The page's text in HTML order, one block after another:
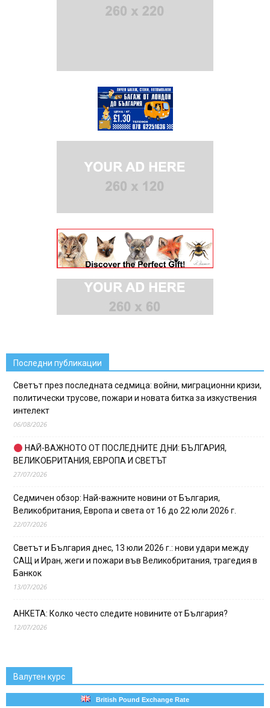
Последни публикации
Светът през последната седмица: войни, миграционни кризи,
политически трусове, пожари и новата битка за изкуствения
интелект
06/08/2026
НАЙ-ВАЖНОТО ОТ ПОСЛЕДНИТЕ ДНИ: БЪЛГАРИЯ,
ВЕЛИКОБРИТАНИЯ, ЕВРОПА И СВЕТЪТ
27/07/2026
Седмичен обзор: Най-важните новини от България,
Великобритания, Европа и света от 16 до 22 юли 2026 г.
22/07/2026
Светът и България днес, 13 юли 2026 г.: нови удари между
САЩ и Иран, жеги и пожари във Великобритания, трагедия в
Банкок
13/07/2026
АНКЕТА: Колко често следите новините от България?
12/07/2026
Валутен курс
British Pound Exchange Rate